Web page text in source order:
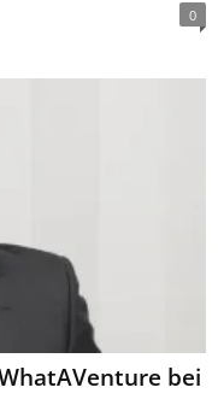
0
bei